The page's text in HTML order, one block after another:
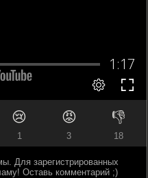
😢
1
😡
3
👎
18
Для зарегистрированных
Оставь комментарий ;)